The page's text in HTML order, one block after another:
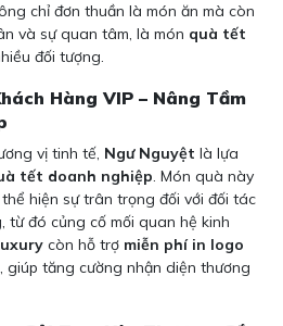
chỉ đơn thuần là món ăn mà còn
và sự quan tâm, là món quà tết
đối tượng.
Hàng VIP – Nâng Tầm
vị tinh tế, Ngư Nguyệt là lựa
tết doanh nghiệp. Món quà này
hiện sự trân trọng đối với đối tác
đó củng cố mối quan hệ kinh
còn hỗ trợ miễn phí in logo
tăng cường nhận diện thương